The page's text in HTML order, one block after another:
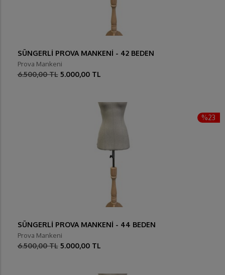
SÜNGERLİ PROVA MANKENİ - 42 BEDEN
Prova Mankeni
6.500,00 TL 5.000,00 TL
%23
SÜNGERLİ PROVA MANKENİ - 44 BEDEN
Prova Mankeni
6.500,00 TL 5.000,00 TL